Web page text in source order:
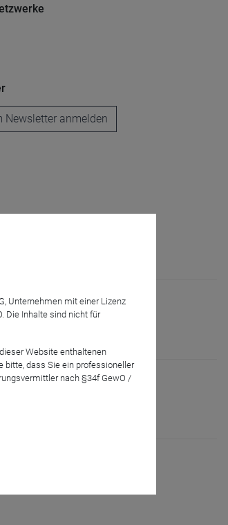
Newsletter anmelden
Entwicklung der
Unternehmen mit einer Lizenz
Die Inhalte sind nicht für
Website enthaltenen
bitte, dass Sie ein professioneller
nach §34f GewO /